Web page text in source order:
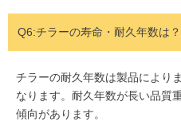
Q6:チラーの寿命・耐久年数は？
チラーの耐久年数は製品により
なります。耐久年数が長い品質
傾向があります。